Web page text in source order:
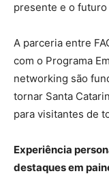
presente e o
A parceria entre
com o Programa
networking são
tornar Santa
para visitantes de
Experiência
destaques em